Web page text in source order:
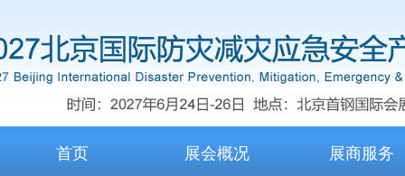
首页 展会概况 展商服务